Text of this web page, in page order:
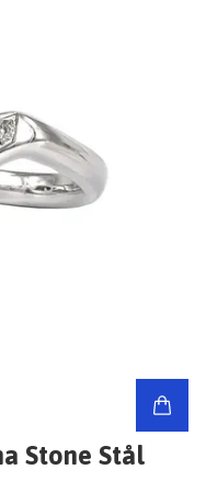
Stone Stål